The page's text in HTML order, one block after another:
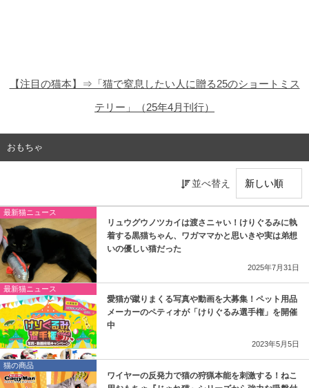
【注目の猫本】⇒「猫で窒息したい人に贈る25のショートミス
テリー」（25年4月刊行）
おもちゃ
並べ替え
最新猫ニュース
リュウグウノツカイは渡さニャい！けりぐるみに執
着する黒猫ちゃん、ワガママかと思いきや実は弟想
いの優しい猫だった
2025年7月31日
最新猫ニュース
愛猫が蹴りまくる写真や動画を大募集！ペット用品
メーカーのペティオが「けりぐるみ選手権」を開催
中
2023年5月5日
猫の商品
ワイヤーの反発力で猫の狩猟本能を刺激する！ねこ
猫の社会問題